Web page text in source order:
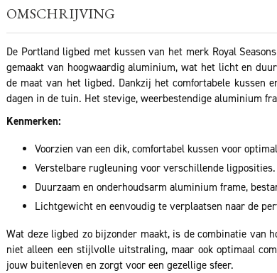
OMSCHRIJVING
De Portland ligbed met kussen van het merk Royal
gemaakt van hoogwaardig aluminium, wat het licht en
de maat van het ligbed. Dankzij het comfortabele kussen
dagen in de tuin. Het stevige, weerbestendige aluminium
Kenmerken:
Voorzien van een dik, comfortabel kussen voor
Verstelbare rugleuning voor verschillende ligposities.
Duurzaam en onderhoudsarm aluminium frame,
Lichtgewicht en eenvoudig te verplaatsen naar de
Wat deze ligbed zo bijzonder maakt, is de combinatie van
niet alleen een stijlvolle uitstraling, maar ook optimaal
jouw buitenleven en zorgt voor een gezellige sfeer.